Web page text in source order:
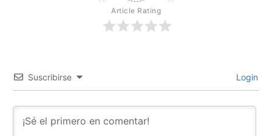
Article Rating
Suscribirse Login